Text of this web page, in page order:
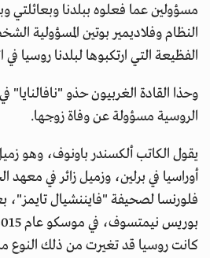
مسؤولين عما فعلوه ببلدنا
النظام وفلاديمير بوتين المسؤولية
الفظيعة التي ارتكبوها لبلدنا روسيا في
وحذا القادة الغربيون حذو "نافالنايا"
الروسية مسؤولة عن وفاة زوجها.
يقول الكاتب ألكسندر باونوف، وهو
أوراسيا في برلين، وزميل زائر في معهد
فلورنسا لصحيفة "فايننشيال تايمز"،
كانت روسيا قد تغيرت من ذلك النوع